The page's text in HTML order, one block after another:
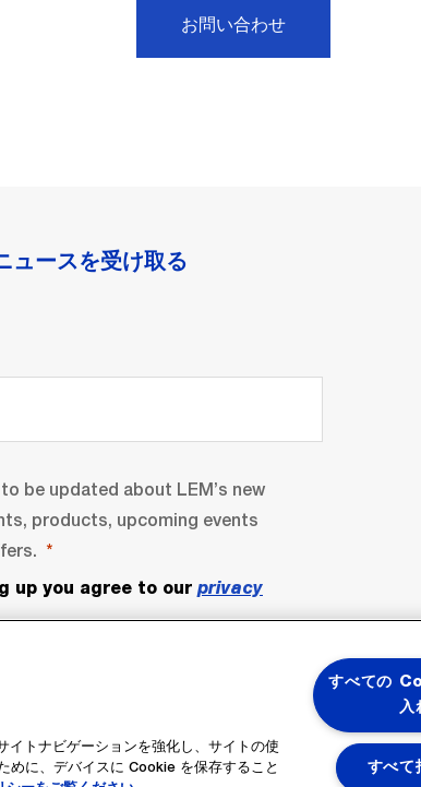
お問い合わせ
ュースを受け取る
to be updated about LEM’s new
products, upcoming events
up you agree to our privacy
イトナビゲーションを強化し、サイトの使
めに、デバイスに Cookie を保存すること
すべての
入
すべて